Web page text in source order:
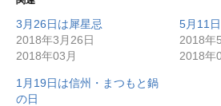
3月26日は犀星忌
2018年3月26日
2018年03月
5月11
2018年
2018年
1月19日は信州・まつもと鍋
の日